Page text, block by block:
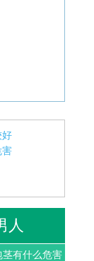
好
害
人
茎有什么危害